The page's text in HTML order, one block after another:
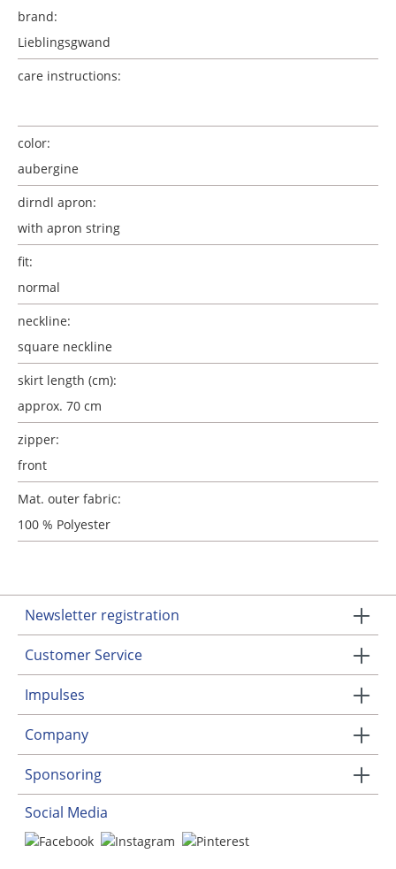
brand:
Lieblingsgwand
care instructions:
color:
aubergine
dirndl apron:
with apron string
fit:
normal
neckline:
square neckline
skirt length (cm):
approx. 70 cm
zipper:
front
Mat. outer fabric:
100 % Polyester
Newsletter registration
Customer Service
Impulses
Company
Sponsoring
Social Media